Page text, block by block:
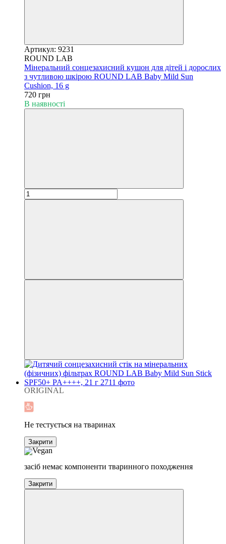
Артикул: 9231
ROUND LAB
Мінеральний сонцезахисний кушон для дітей і дорослих
з чутливою шкірою ROUND LAB Baby Mild Sun
Cushion, 16 g
720 грн
В наявності
ORIGINAL
Не тестується на тваринах
Закрити
засіб немає компоненти тваринного походження
Закрити